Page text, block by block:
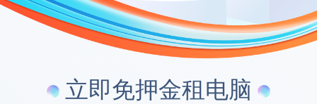
立即免押金租电脑